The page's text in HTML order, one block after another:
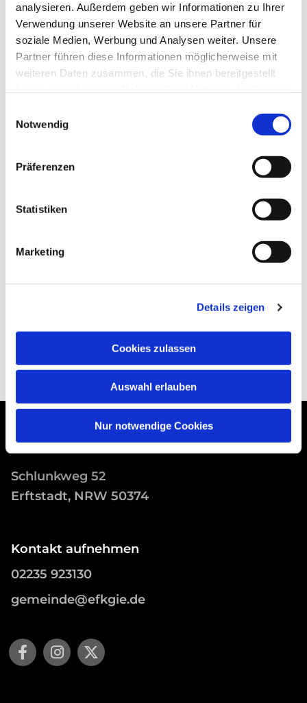
analysieren. Außerdem geben wir Informationen zu Ihrer
Verwendung unserer Website an unsere Partner für
soziale Medien, Werbung und Analysen weiter. Unsere
Partner führen diese Informationen möglicherweise mit
weiteren Daten zusammen, die Sie ihnen bereitgestellt
Notwendig
Präferenzen
Statistiken
Marketing
Details zeigen
Cookies zulassen
Auswahl erlauben
Nur notwendige Cookies
Dies könnte Sie auch
interessieren
Schlunkweg 52
Erftstadt, NRW 50374
Kontakt aufnehmen
02235 923130
gemeinde@efkgie.de